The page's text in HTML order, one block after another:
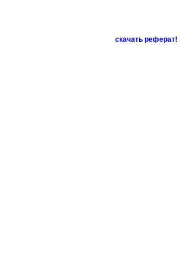
скачать реферат!